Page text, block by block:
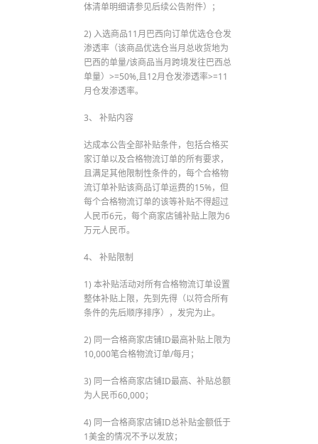
体清单明细请参见后续公告附件）；
2) 入选商品11月巴西向订单优选仓仓发
渗透率（该商品优选仓当月总收货地为
巴西的单量/该商品当月跨境发往巴西总
单量）>=50%,且12月仓发渗透率>=11
月仓发渗透率。
3、 补贴内容
达成本公告全部补贴条件，包括合格买
家订单以及合格物流订单的所有要求，
且满足其他限制性条件的，每个合格物
流订单补贴该商品订单运费的15%，但
每个合格物流订单的该等补贴不得超过
人民币6元，每个商家店铺补贴上限为6
万元人民币。
4、 补贴限制
1) 本补贴活动对所有合格物流订单设置
整体补贴上限，先到先得（以符合所有
条件的先后顺序排序），发完为止。
2) 同一合格商家店铺ID最高补贴上限为
10,000笔合格物流订单/每月；
3) 同一合格商家店铺ID最高、补贴总额
为人民币60,000；
4) 同一合格商家店铺ID总补贴金额低于
1美金的情况不予以发放；